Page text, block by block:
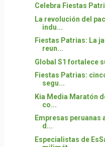
Celebra Fiestas
La revolución del
indu...
Fiestas Patrias: La
reun...
Global S1 fortalece
Fiestas Patrias:
segu...
Kia Media Maratón
co...
Empresas peruanas
d...
Especialistas de